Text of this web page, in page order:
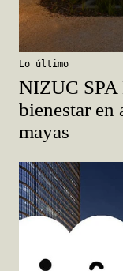
Lo último
NIZUC SPA
bienestar en
mayas